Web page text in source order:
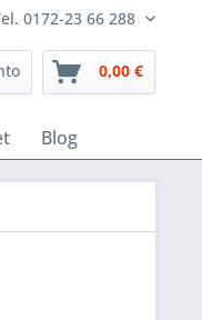
0172-23 66 288
0,00 €
Blog